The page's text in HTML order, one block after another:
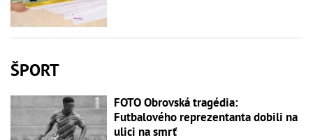
ŠPORT
FOTO Obrovská tragédia:
Futbalového reprezentanta dobili na
ulici na smrť